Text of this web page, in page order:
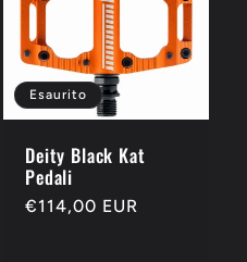
Esaurito
Deity Black Kat
Pedali
Prezzo
€114,00 EUR